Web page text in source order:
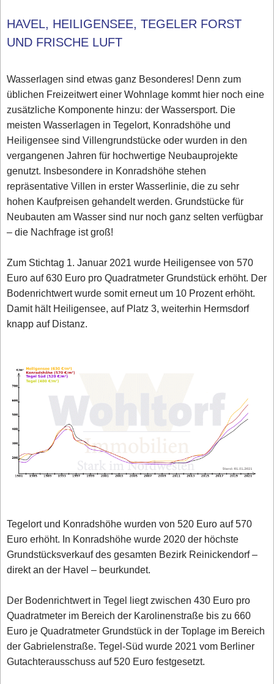
HAVEL, HEILIGENSEE, TEGELER FORST
UND FRISCHE LUFT
Wasserlagen sind etwas ganz Besonderes! Denn zum
üblichen Freizeitwert einer Wohnlage kommt hier noch eine
zusätzliche Komponente hinzu: der Wassersport. Die
meisten Wasserlagen in Tegelort, Konradshöhe und
Heiligensee sind Villengrundstücke oder wurden in den
vergangenen Jahren für hochwertige Neubauprojekte
genutzt. Insbesondere in Konradshöhe stehen
repräsentative Villen in erster Wasserlinie, die zu sehr
hohen Kaufpreisen gehandelt werden. Grundstücke für
Neubauten am Wasser sind nur noch ganz selten verfügbar
– die Nachfrage ist groß!
Zum Stichtag 1. Januar 2021 wurde Heiligensee von 570
Euro auf 630 Euro pro Quadratmeter Grundstück erhöht. Der
Bodenrichtwert wurde somit erneut um 10 Prozent erhöht.
Damit hält Heiligensee, auf Platz 3, weiterhin Hermsdorf
knapp auf Distanz.
Tegelort und Konradshöhe wurden von 520 Euro auf 570
Euro erhöht. In Konradshöhe wurde 2020 der höchste
Grundstücksverkauf des gesamten Bezirk Reinickendorf –
direkt an der Havel – beurkundet.
Der Bodenrichtwert in Tegel liegt zwischen 430 Euro pro
Quadratmeter im Bereich der Karolinenstraße bis zu 660
Euro je Quadratmeter Grundstück in der Toplage im Bereich
der Gabrielenstraße. Tegel-Süd wurde 2021 vom Berliner
Gutachterausschuss auf 520 Euro festgesetzt.